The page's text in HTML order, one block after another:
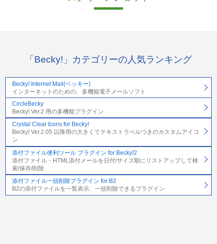
「Becky!」カテゴリーの人気ランキング
Becky! Internet Mail(ベッキー)
インターネットのための、多機能電子メールソフト
CircleBecky
Becky! Ver.2 用の多機能プラグイン
Crystal Clear Icons for Becky!
Becky! Ver.2.05 以降用の大きくてテキストラベルつきのカスタムアイコ
ン
添付ファイル便利ツール プラグイン for Becky!2
添付ファイル・HTML添付メールを日付/サイズ順にリストアップして検
索/保存/削除
添付ファイル一括削除プラグイン for B2
B2の添付ファイルを一覧表示、一括削除できるプラグイン